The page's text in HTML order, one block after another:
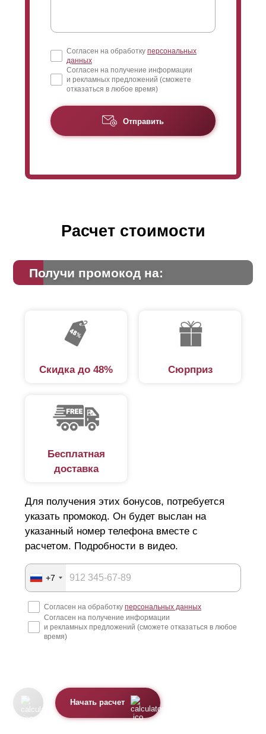
Согласен на обработку персональных
данных
Согласен на получение информации
и рекламных предложений (сможете
отказаться в любое время)
Отправить
Расчет стоимости
Получи промокод на:
Скидка до 48% Сюрприз
Бесплатная
доставка
Для получения этих бонусов, потребуется
указать промокод. Он будет выслан на
указанный номер телефона вместе с
расчетом. Подробности в видео.
+7
Согласен на обработку персональных данных
Согласен на получение информации
и рекламных предложений (сможете отказаться в любое
время)
Начать расчет